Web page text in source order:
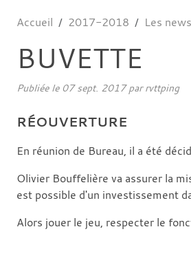
Accueil 2017-2018 Les news
BUVETTE
Publiée le 07 sept. 2017parrvttping
RÉOUVERTURE
En réunion de Bureau, il a été
Olivier Bouffelière va assurer la
est possible d'un investissement
Alors jouer le jeu, respecter le